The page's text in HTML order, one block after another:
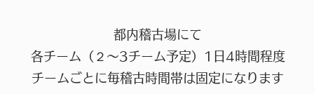
​都内稽古場にて
各チーム（２〜3チーム予定）1日4時間程度
チームごとに毎稽古時間帯は固定になります